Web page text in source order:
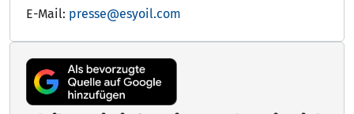
E-Mail: presse@esyoil.com